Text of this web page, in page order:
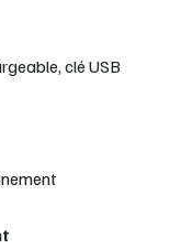
clé USB